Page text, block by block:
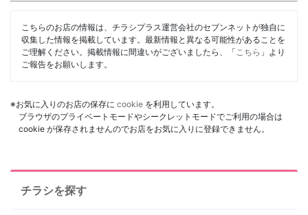
こちらのお店の情報は、チラシプラス運営会社のセブンネットが独自に
収集した情報を掲載しています。最新情報と異なる可能性があることを
ご理解ください。掲載情報に間違いがございましたら、「 こちら 」より
ご報告をお願いします。
※お気に入りのお店の保存に cookie を利用しています。
ブラウザのプライベートモードやシークレットモードでご利用の場合は
cookie が保存されませんのでお店をお気に入りに登録できません。
チラシを探す